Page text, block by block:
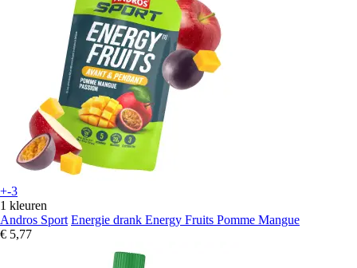
+-3
1 kleuren
Andros Sport Energie drank Energy Fruits Pomme Mangue
€ 5,77